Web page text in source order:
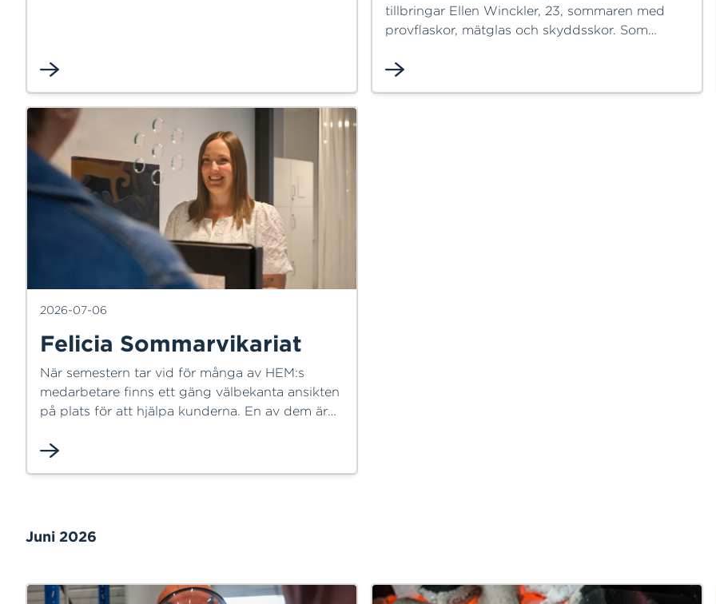
processingenjörerna – varje moment bidrar till
att säkerställa att våra processer fungerar som
de ska och att vi uppfyller högt ställda kvalitets-
och miljökrav.
tillbringar Ellen Winckler, 23, sommaren med
provflaskor, mätglas och skyddsskor. Som
anläggningens olika delar och analyserar
2026-07-06
Felicia Sommarvikariat
När semestern tar vid för många av HEM:s
medarbetare finns ett gäng välbekanta ansikten
på plats för att hjälpa kunderna. En av dem är
återvänder till kundservice – en arbetsplats hon
Juni 2026